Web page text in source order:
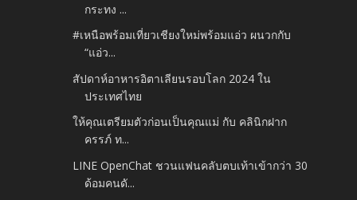
กระทง ...
#เหนือพร้อมเที่ยวเชียงใหม่พร้อมแอ่ว ผนวกกับ
“แอ่ว...
สัปดาห์อาหารอิตาเลียนรอบโลก 2024 ใน
ประเทศไทย
ให้คุณเตรียมตัวก่อนเป็นคุณแม่ กับ คลินิกฝาก
ครรภ์ ท...
LINE OpenChat ชวนแฟนคลับตบเท้าเข้ากว่า 30
ด้อมคนดั...